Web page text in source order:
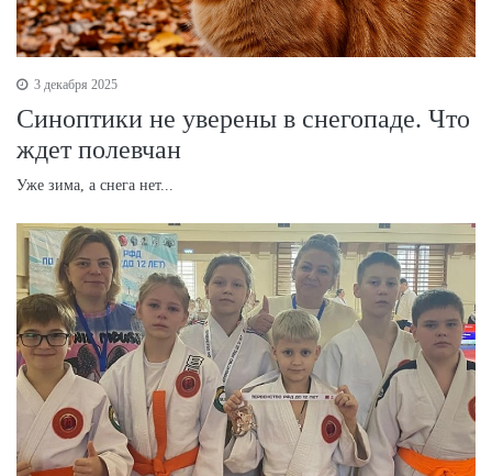
3 декабря 2025
Синоптики не уверены в снегопаде. Что
ждет полевчан
Уже зима, а снега нет...